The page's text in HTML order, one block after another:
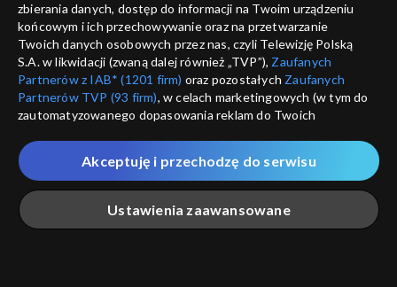
Studio ABC
Odcinek 81
Studio ABC
Odcinek 80
Studio ABC
Odcinek 79
Studio ABC
Odcinek 78
zbierania danych, dostęp do informacji na Twoim urządzeniu
końcowym i ich przechowywanie oraz na przetwarzanie
Twoich danych osobowych przez nas, czyli Telewizję Polską
S.A. w likwidacji (zwaną dalej również „TVP”), Zaufanych
Partnerów z IAB* (1201 firm) oraz pozostałych Zaufanych
Partnerów TVP (93 firm), w celach marketingowych (w tym do
zautomatyzowanego dopasowania reklam do Twoich
które wskazujemy poniżej, a także zgody na udostępnianie
przez nas identyfikatora PPID do Google.
Twoje dane osobowe zbierane podczas odwiedzania przez
Ciebie naszych
poszczególnych serwisówzwanych dalej
„Portalem”, w tym informacje zapisywane za pomocą
Ustawienia zaawansowane
Akceptuję i przechodzę do serwisu